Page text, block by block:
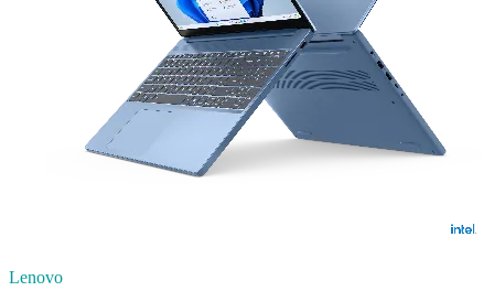
Lenovo